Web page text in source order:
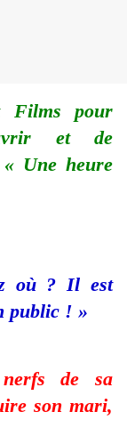
Films pour
et de
Une heure
où ? Il est
public ! »
de sa
son mari,